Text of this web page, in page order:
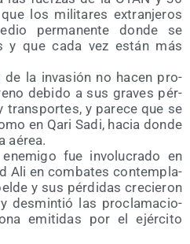
los mili­ta­res extran­je­ros
per­ma­nen­te don­de se
y que cada vez están más
de la inva­sión no hacen pro­
debi­do a sus gra­ves pér­
trans­por­tes, y pare­ce que se
en Qari Sadi, hacia don­de
aérea.
fue invo­lu­cra­do en
Ali en com­ba­tes con­tem­pla­
y sus pér­di­das cre­cie­ron
des­min­tió las pro­cla­ma­cio­
emi­ti­das por el ejér­ci­to